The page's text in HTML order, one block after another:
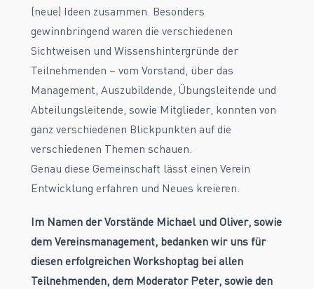
(neue) Ideen zusammen. Besonders
gewinnbringend waren die verschiedenen
Sichtweisen und Wissenshintergründe der
Teilnehmenden – vom Vorstand, über das
Management, Auszubildende, Übungsleitende und
Abteilungsleitende, sowie Mitglieder, konnten von
ganz verschiedenen Blickpunkten auf die
verschiedenen Themen schauen.
Genau diese Gemeinschaft lässt einen Verein
Entwicklung erfahren und Neues kreieren.
Im Namen der Vorstände Michael und Oliver, sowie
dem Vereinsmanagement, bedanken wir uns für
diesen erfolgreichen Workshoptag bei allen
Teilnehmenden, dem Moderator Peter, sowie den